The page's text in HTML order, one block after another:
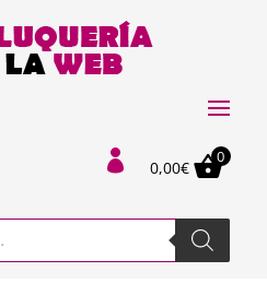
 0,00€
0